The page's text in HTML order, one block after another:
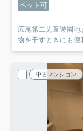
ペット可
広尾第二児童遊園
物を干すときにも
中古マンション